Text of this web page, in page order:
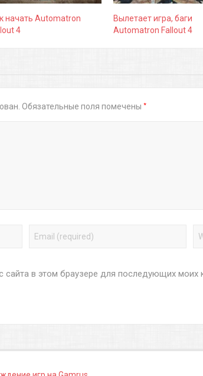
начать Automatron
4
Вылетает игра, баги
Automatron Fallout 4
Обязательные поля помечены *
сайта в этом браузере для последующих моих